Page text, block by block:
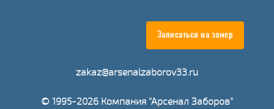
Записаться на замер
zakaz@arsenalzaborov33.ru
© 1995-2026 Компания "Арсенал Заборов"